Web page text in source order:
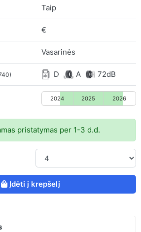
Taip
€
Vasarinės
D A 72dB
2024 2025 2026
pristatymas per 1-3 d.d.
Įdėti į krepšelį